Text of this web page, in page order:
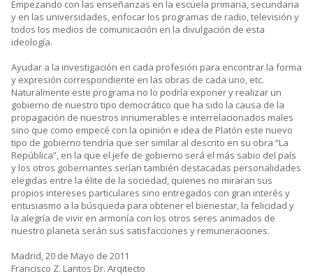
Empezando con las enseñanzas en la escuela primaria, secundaria
y en las universidades, enfocar los programas de radio, televisión y
todos los medios de comunicación en la divulgación de esta
ideología.
Ayudar a la investigación en cada profesión para encontrar la forma
y expresión correspondiente en las obras de cada uno, etc.
Naturalmente este programa no lo podría exponer y realizar un
gobierno de nuestro tipo democrático que ha sido la causa de la
propagación de nuestros innumerables e interrelacionados males
sino que como empecé con la opinión e idea de Platón este nuevo
tipo de gobierno tendría que ser similar al descrito en su obra “La
República”, en la que el jefe de gobierno será el más sabio del país
y los otros gobernantes serían también destacadas personalidades
elegidas entre la élite de la sociedad, quienes no miraran sus
propios intereses particulares sino entregados con gran interés y
entusiasmo a la búsqueda para obtener el bienestar, la felicidad y
la alegría de vivir en armonía con los otros seres animados de
nuestro planeta serán sus satisfacciones y remuneraciones.
Madrid, 20 de Mayo de 2011
Francisco Z. Lantos Dr. Arqitecto